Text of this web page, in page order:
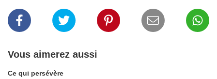
Vous aimerez aussi
Ce qui persévère